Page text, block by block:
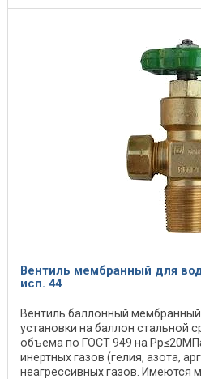
Вентиль мембранный для
исп. 44
Вентиль баллонный
установки на баллон стальной
объема по ГОСТ 949 на
инертных газов (гелия, азота,
неагрессивных газов. Имеются